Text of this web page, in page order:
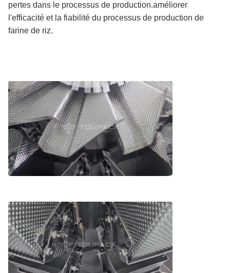
pertes dans le processus de production.améliorer
l'efficacité et la fiabilité du processus de production de
farine de riz.